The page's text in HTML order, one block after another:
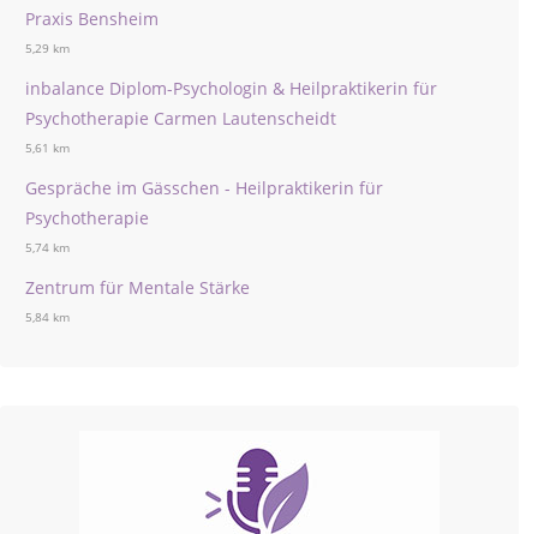
Praxis Bensheim
5,29 km
inbalance Diplom-Psychologin & Heilpraktikerin für
Psychotherapie Carmen Lautenscheidt
5,61 km
Gespräche im Gässchen - Heilpraktikerin für
Psychotherapie
5,74 km
Zentrum für Mentale Stärke
5,84 km